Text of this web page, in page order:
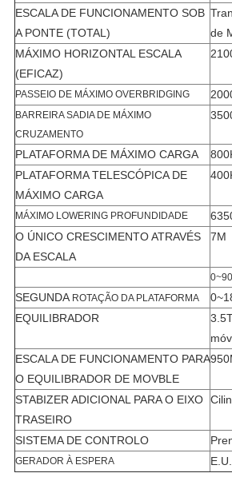
ESCALA DE FUNCIONAMENTO SOB
A PONTE (TOTAL)
de
MÁXIMO HORIZONTAL ESCALA
(EFICAZ)
PASSEIO DE MÁXIMO OVERBRIDGING
BARREIRA SADIA DE MÁXIMO
CRUZAMENTO
PLATAFORMA DE MÁXIMO CARGA
PLATAFORMA TELESCÓPICA DE
MÁXIMO CARGA
MÁXIMO LOWERING PROFUNDIDADE
O ÚNICO CRESCIMENTO ATRAVÉS
DA ESCALA
7M
SEGUNDAROTAÇÃO DA PLATAFORMA
EQUILIBRADOR
ESCALA DE FUNCIONAMENTO PARA
O EQUILIBRADOR DE MOVBLE
STABIZER ADICIONAL PARA O EIXO
TRASEIRO
SISTEMA DE CONTROLO
GERADOR À ESPERA